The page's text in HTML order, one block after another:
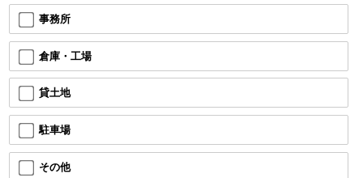
事務所
倉庫・工場
貸土地
駐車場
その他